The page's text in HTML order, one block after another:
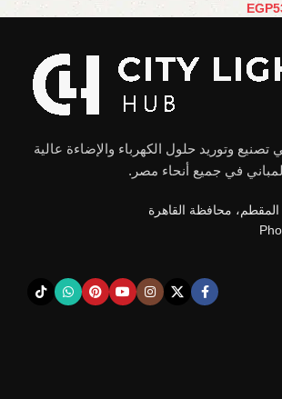
EGP
تصنيع وتوريد حلول الكهرباء والإضاءة عالية
في جميع أنحاء مصر.